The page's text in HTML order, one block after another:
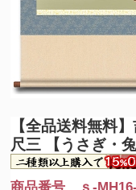
【全品送料無料】
尺三 【うさぎ・
商品番号 ｓ-